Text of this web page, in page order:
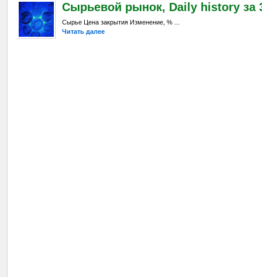
Сырьевой рынок, Daily history за
Сырье Цена закрытия Изменение, % ...
Читать далее